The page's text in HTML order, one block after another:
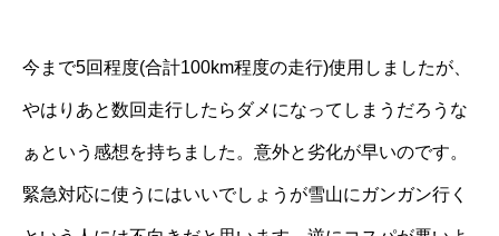
今まで5回程度(合計100km程度の走行)使用しましたが、
やはりあと数回走行したらダメになってしまうだろうな
ぁという感想を持ちました。意外と劣化が早いのです。
緊急対応に使うにはいいでしょうが雪山にガンガン行く